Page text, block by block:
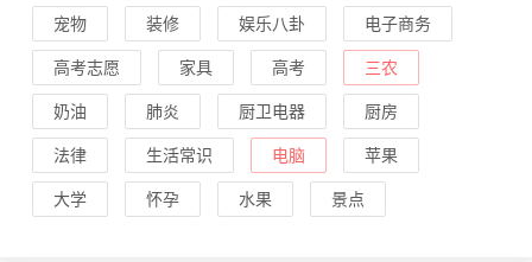
宠物 装修 娱乐八卦 电子商务
高考志愿 家具 高考 三农
奶油 肺炎 厨卫电器 厨房
法律 生活常识 电脑 苹果
大学 怀孕 水果 景点